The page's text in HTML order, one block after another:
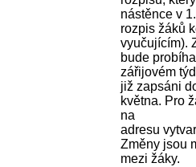
nástěnce v
rozpis žáků
vyučujícím).
bude
zářijovém
již zapsáni
května. Pro
na
adresu
Změny jsou
mezi žáky.